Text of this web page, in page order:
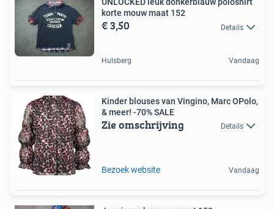
UNLOCKED leuk donkerblauw poloshirt
korte mouw maat 152
€ 3,50 Details
Hulsberg Vandaag
Kinder blouses van Vingino, Marc OPolo,
& meer! -70% SALE
Zie omschrijving Details
Bezoek website Vandaag